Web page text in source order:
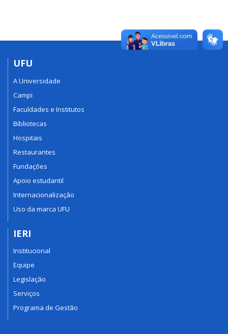
UFU
A Universidade
Campi
Faculdades e Institutos
Bibliotecas
Hospitais
Restaurantes
Fundações
Apoio estudantil
Internacionalização
Uso da marca UFU
IERI
Institucional
Equipe
Legislação
Serviços
Programa de Gestão